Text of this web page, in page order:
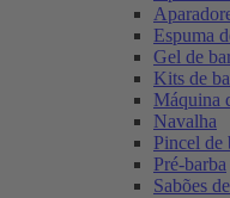
Espuma
Gel de
Kits de
Máquina
Navalha
Pincel de
Pré-barba
Sabões